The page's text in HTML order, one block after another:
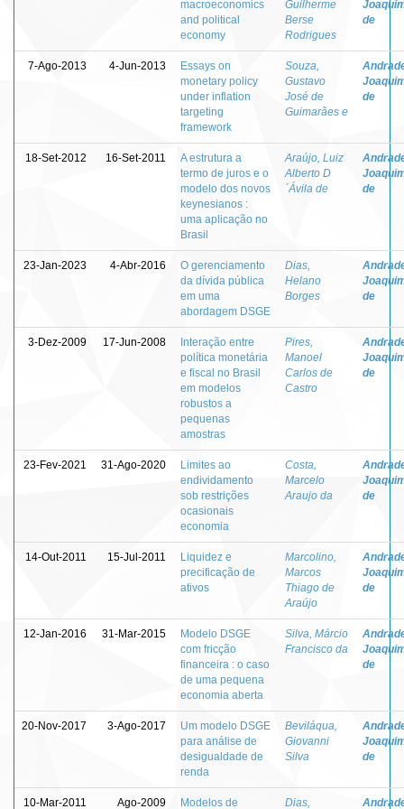
macroeconomics
and political
economy
Guilherme
Berse
Rodrigues
de
7-Ago-2013 4-Jun-2013
Essays on
monetary policy
under inflation
targeting
framework
Souza,
Gustavo
José de
Guimarães e
de
18-Set-2012 16-Set-2011
A estrutura a
termo de juros e o
modelo dos novos
keynesianos :
uma aplicação no
Brasil
Araújo, Luiz
Alberto D
´Ávila de
de
23-Jan-2023 4-Abr-2016
O gerenciamento
da dívida pública
em uma
abordagem DSGE
Dias,
Helano
Borges
de
3-Dez-2009 17-Jun-2008
Interação entre
política monetária
e fiscal no Brasil
em modelos
robustos a
pequenas
amostras
Pires,
Manoel
Carlos de
Castro
de
23-Fev-2021 31-Ago-2020
Limites ao
endividamento
sob restrições
ocasionais
economia
Costa,
Marcelo
Araujo da
de
14-Out-2011 15-Jul-2011
Liquidez e
precificação de
ativos
Marcolino,
Marcos
Thiago de
Araújo
de
12-Jan-2016 31-Mar-2015
Modelo DSGE
com fricção
financeira : o caso
de uma pequena
economia aberta
Silva, Márcio
Francisco da
de
20-Nov-2017 3-Ago-2017
Um modelo DSGE
para análise de
desigualdade de
renda
Beviláqua,
Giovanni
Silva
de
10-Mar-2011 Ago-2009 Modelos de Dias,